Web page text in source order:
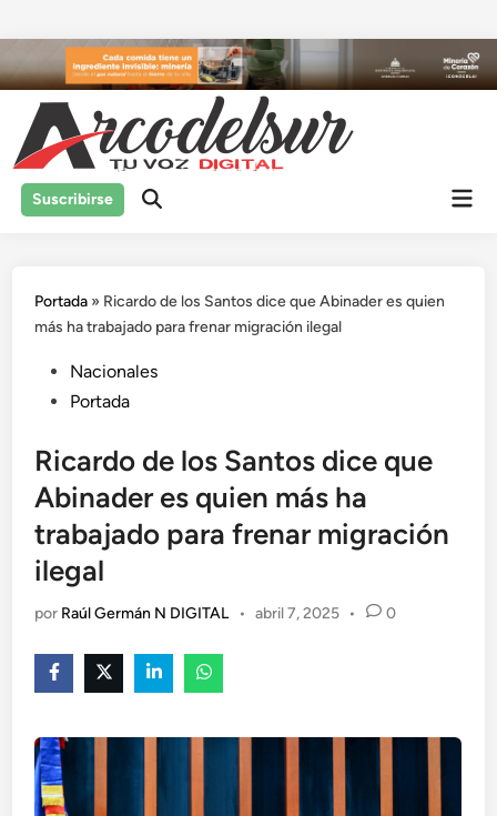
al
contenido
Suscribirse
Portada » Ricardo de los Santos dice que Abinader es quien
más ha trabajado para frenar migración ilegal
Publicado
en
Nacionales
Portada
Ricardo de los Santos dice que
Abinader es quien más ha
trabajado para frenar migración
ilegal
por Raúl Germán N DIGITAL • abril 7, 2025 • 0